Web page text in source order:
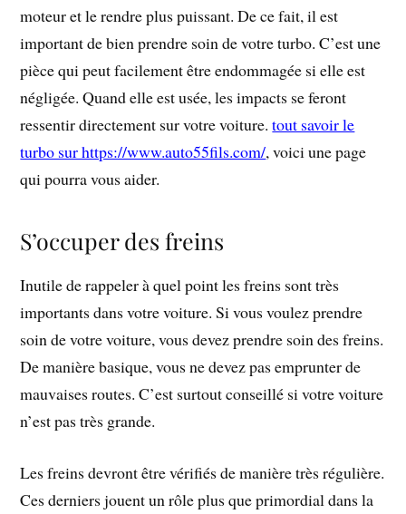
moteur et le rendre plus puissant. De ce fait, il est
important de bien prendre soin de votre turbo. C’est une
pièce qui peut facilement être endommagée si elle est
négligée. Quand elle est usée, les impacts se feront
ressentir directement sur votre voiture.tout savoir le
turbo sur https://www.auto55fils.com/, voici une page
qui pourra vous aider.
S’occuper des freins
Inutile de rappeler à quel point les freins sont très
importants dans votre voiture. Si vous voulez prendre
soin de votre voiture, vous devez prendre soin des freins.
De manière basique, vous ne devez pas emprunter de
mauvaises routes. C’est surtout conseillé si votre voiture
n’est pas très grande.
Les freins devront être vérifiés de manière très régulière.
Ces derniers jouent un rôle plus que primordial dans la